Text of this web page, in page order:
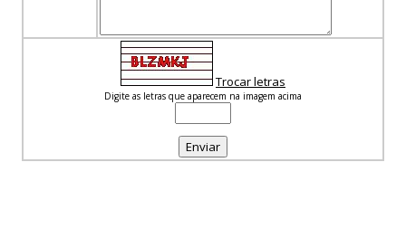
Trocar letras
Digite as letras que aparecem na imagem acima